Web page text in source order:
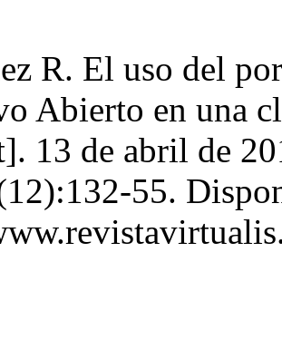
R. El uso del
Abierto en una
13 de abril de
55.